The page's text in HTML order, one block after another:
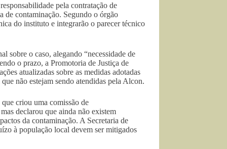
pela contratação de
de contaminação. Segundo o órgão
do instituto e integrarão o parecer técnico
sobre o caso, alegando “necessidade de
o prazo, a Promotoria de Justiça de
atualizadas sobre as medidas adotadas
não estejam sendo atendidas pela Alcon.
criou uma comissão de
declarou que ainda não existem
da contaminação. A Secretaria de
à população local devem ser mitigados